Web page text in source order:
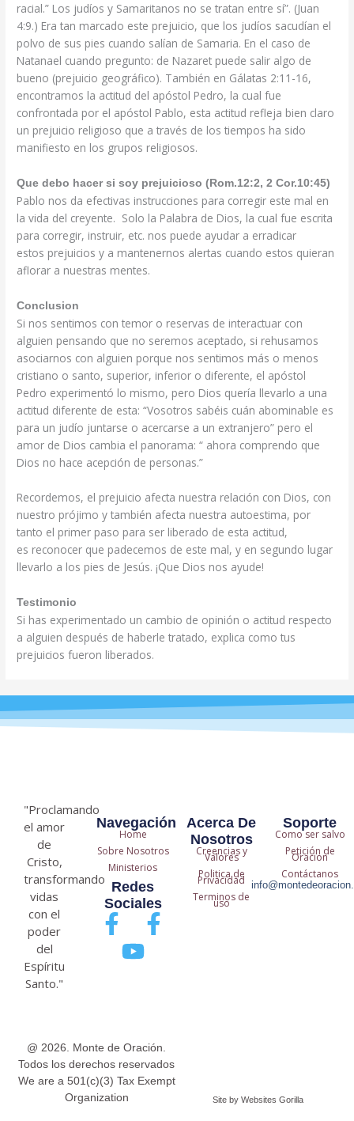
racial.” Los judíos y Samaritanos no se tratan entre sí”. (Juan
4:9.) Era tan marcado este prejuicio, que los judíos sacudían el
polvo de sus pies cuando salían de Samaria. En el caso de
Natanael cuando pregunto: de Nazaret puede salir algo de
bueno (prejuicio geográfico). También en Gálatas 2:11-16,
encontramos la actitud del apóstol Pedro, la cual fue
confrontada por el apóstol Pablo, esta actitud refleja bien claro
un prejuicio religioso que a través de los tiempos ha sido
manifiesto en los grupos religiosos.
Que debo hacer si soy prejuicioso (Rom.12:2, 2 Cor.10:45)
Pablo nos da efectivas instrucciones para corregir este mal en
la vida del creyente. Solo la Palabra de Dios, la cual fue escrita
para corregir, instruir, etc. nos puede ayudar a erradicar
estos prejuicios y a mantenernos alertas cuando estos quieran
aflorar a nuestras mentes.
Conclusion
Si nos sentimos con temor o reservas de interactuar con
alguien pensando que no seremos aceptado, si rehusamos
asociarnos con alguien porque nos sentimos más o menos
cristiano o santo, superior, inferior o diferente, el apóstol
Pedro experimentó lo mismo, pero Dios quería llevarlo a una
actitud diferente de esta: “Vosotros sabéis cuán abominable es
para un judío juntarse o acercarse a un extranjero” pero el
amor de Dios cambia el panorama: “ ahora comprendo que
Dios no hace acepción de personas.”
Recordemos, el prejuicio afecta nuestra relación con Dios, con
nuestro prójimo y también afecta nuestra autoestima, por
tanto el primer paso para ser liberado de esta actitud,
es reconocer que padecemos de este mal, y en segundo lugar
llevarlo a los pies de Jesús. ¡Que Dios nos ayude!
Testimonio
Si has experimentado un cambio de opinión o actitud respecto
a alguien después de haberletratado, explica como tus
prejuicios fueron liberados.
"Proclamando
el amor
de
Cristo,
transformando
vidas
con el
poder
del
Espíritu
Santo."
Navegación
Home
Sobre Nosotros
Ministerios
Redes
Sociales
F
a
o
o
k
-
F
a
o
o
k
o
u
b
e
Acerca De
Nosotros
Creencias y
Valores
Politica de
Privacidad
Terminos de
uso
Soporte
Como ser salvo
Petición de
Oracion
Contáctanos
@ 2026. Monte de Oración.
Todos los derechos reservados
We are a 501(c)(3) Tax Exempt
Organization
Site by Websites Gorilla